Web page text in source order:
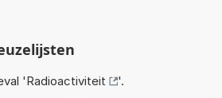
'Radioactiviteit
'.